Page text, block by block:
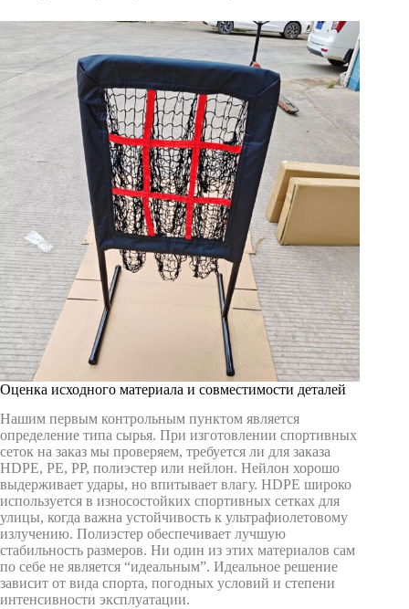
Оценка исходного материала и совместимости деталей
Нашим первым контрольным пунктом является
определение типа сырья. При изготовлении спортивных
сеток на заказ мы проверяем, требуется ли для заказа
HDPE, PE, PP, полиэстер или нейлон. Нейлон хорошо
выдерживает удары, но впитывает влагу. HDPE широко
используется в износостойких спортивных сетках для
улицы, когда важна устойчивость к ультрафиолетовому
излучению. Полиэстер обеспечивает лучшую
стабильность размеров. Ни один из этих материалов сам
по себе не является “идеальным”. Идеальное решение
зависит от вида спорта, погодных условий и степени
интенсивности эксплуатации.